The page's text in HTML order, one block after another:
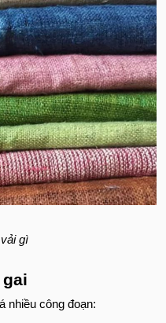
gì
nhiều công đoạn: